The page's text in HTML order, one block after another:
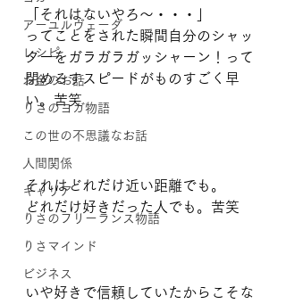
アーユルヴェーダ
レシピ
お金のお話
りさのヨガ物語
この世の不思議なお話
人間関係
キャリア
りさのフリーランス物語
りさマインド
ビジネス
「それはないやろ〜・・・」
ってことをされた瞬間自分のシャッ
ターをガラガラガッシャーン！って
閉めるすスピードがものすごく早
い。苦笑
それはどれだけ近い距離でも。
どれだけ好きだった人でも。苦笑
いや好きで信頼していたからこそな